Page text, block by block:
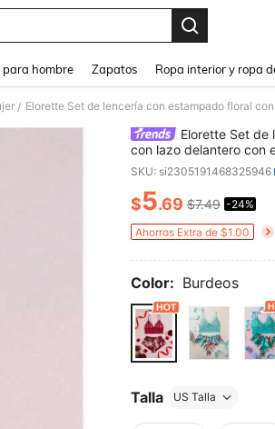
para hombre Zapatos Ropa interior y ropa
/ Elorette Set de lencería con estampado floral
Elorette Set de
con lazo delantero con
SKU: si2305191468325946
PRICE
$5.69 $7.49 -24%
Ahorros Extra de $1.00
Color: Burdeos
Talla US Talla